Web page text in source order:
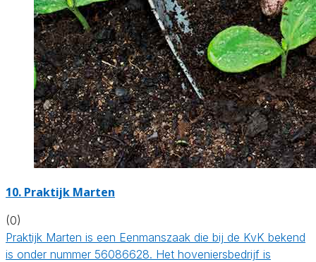
10. Praktijk Marten
(0)
Praktijk Marten is een Eenmanszaak die bij de KvK bekend
is onder nummer 56086628. Het hoveniersbedrijf is